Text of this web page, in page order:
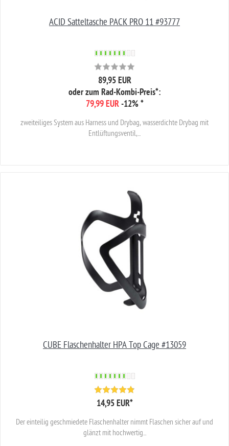
ACID Satteltasche PACK PRO 11 #93777
89,95 EUR
oder zum Rad-Kombi-Preis*:
79,99 EUR -12%*
zweiteiliges System aus Harness und Drybag, wasserdichte Drybag mit
Entlüftungsventil,...
CUBE Flaschenhalter HPA Top Cage #13059
14,95 EUR*
Der einteilig geschmiedete Flaschenhalter nimmt Flaschen sicher auf und
glänzt mit hochwertig...